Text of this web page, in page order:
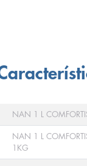
NAN 1 L
NAN 1 L
1KG